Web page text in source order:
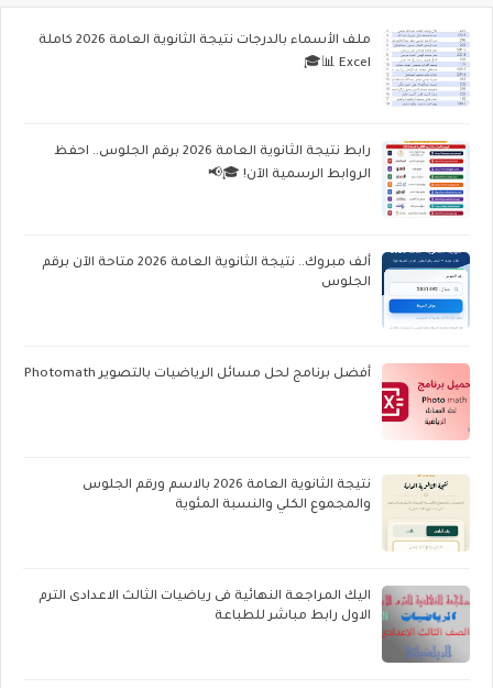
ملف الأسماء بالدرجات نتيجة الثانوية العامة 2026 كاملة
Excel 📊🎓
رابط نتيجة الثانوية العامة 2026 برقم الجلوس.. احفظ
الروابط الرسمية الآن! 🎓📢
ألف مبروك.. نتيجة الثانوية العامة 2026 متاحة الآن برقم
الجلوس
أفضل برنامج لحل مسائل الرياضيات بالتصوير Photomath
نتيجة الثانوية العامة 2026 بالاسم ورقم الجلوس
والمجموع الكلي والنسبة المئوية
اليك المراجعة النهائية فى رياضيات الثالث الاعدادى الترم
الاول رابط مباشر للطباعة